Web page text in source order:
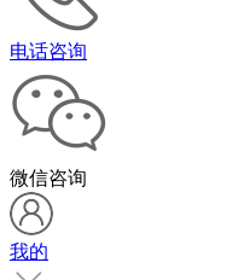
电话咨询
微信咨询
我的